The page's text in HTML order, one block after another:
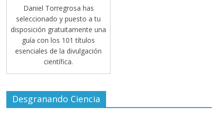
Daniel Torregrosa has
seleccionado y puesto a tu
disposición gratuitamente una
guía con los 101 títulos
esenciales de la divulgación
científica.
Desgranando Ciencia